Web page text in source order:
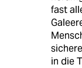
fast
in die